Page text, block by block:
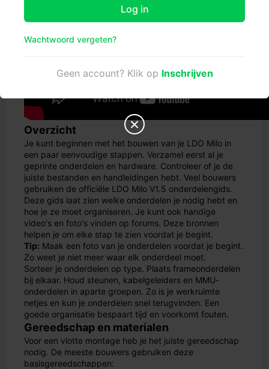
Overzicht
Je kunt beginnen met het bouwen van je LDO Milo in
een paar eenvoudige stappen. Verzamel eerst al je
geprinte onderdelen en hardware. Controleer of je de
juiste bestanden en handleidingen hebt. Veel bouwers
gebruiken de officiële LDO Milo V1.5 onderdelengids.
Deze gids laat zien welke onderdelen je nodig hebt en
hoe je ze moet organiseren. Je kunt ook handige
video's en foto's vinden op forums. Deze bronnen
helpen je om elke stap te zien voordat je begint.
Tip: Maak een foto van je onderdelen voordat je begint.
Zo weet je niet meer waar elk onderdeel moet.
Sorteer je onderdelen op type. Plaats frameonderdelen
bij elkaar. Houd steunen, kabelgeleiders en MMU-
onderdelen in aparte groepen. Zo is je werkruimte
netjes en kun je onderdelen snel terugvinden. Een
goede organisatie bespaart tijd en voorkomt fouten.
Gereedschap en materialen
Voor een vlotte montage heb je het juiste gereedschap
nodig. De meeste bouwers gebruiken deze
basisgereedschappen:

Log in
Wachtwoord vergeten?
Geen account? Klik op Inschrijven